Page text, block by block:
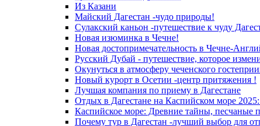
Из Казани
Майский Дагестан -чудо природы!
Сулакский каньон -путешествие к чуду
Новая изюминка в Чечне!
Новая достопримечательность в Чечне-
Русский Дубай - путешествие, которое
Окунуться в атмосферу чеченского
Новый курорт в Осетии -центр притяжения !
Лучшая компания по приему в Дагестане
Отдых в Дагестане на Каспийском море
Каспийское море: Древние тайны, песчаные
Почему тур в Дагестан -лучший выбор для